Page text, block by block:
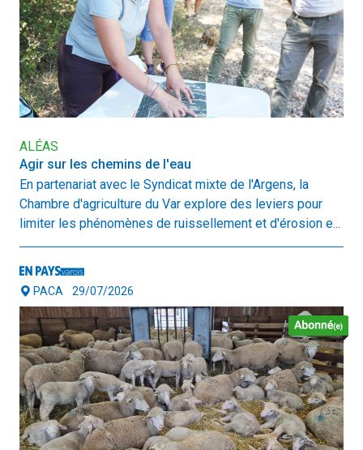
ALÉAS
Agir sur les chemins de l'eau
En partenariat avec le Syndicat mixte de l'Argens, la
Chambre d'agriculture du Var explore des leviers pour
limiter les phénomènes de ruissellement et d'érosion e...
PACA 29/07/2026